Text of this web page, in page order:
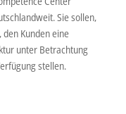
Sie sollen,
Kunden eine
unter Betrachtung
stellen.